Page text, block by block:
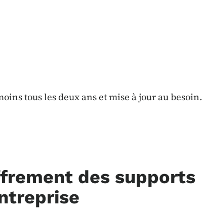
tous les deux ans et mise à jour au besoin.
des supports